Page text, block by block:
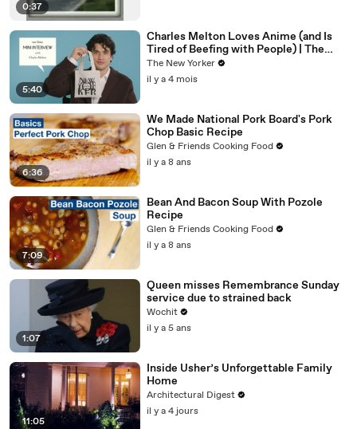
0:37
5:40
Charles Melton Loves Anime (and Is
Tired of Beefing with People) | The
New Yorker Mini Interview
The New Yorker
il y a 4 mois
6:36
We Made National Pork Board's Pork
Chop Basic Recipe
Glen & Friends Cooking Food
il y a 8 ans
7:09
Bean And Bacon Soup With Pozole
Recipe
Glen & Friends Cooking Food
il y a 8 ans
1:07
Queen misses Remembrance Sunday
service due to strained back
Wochit
il y a 5 ans
11:05
Inside Usher’s Unforgettable Family
Home
Architectural Digest
il y a 4 jours